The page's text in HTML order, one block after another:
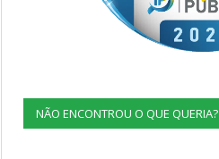
NÃO ENCONTROU O QUE QUERIA?